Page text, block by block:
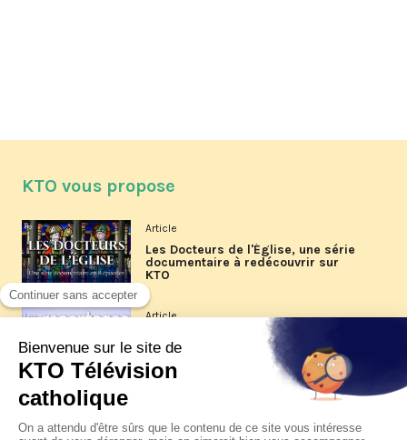
KTO vous propose
Article
Les Docteurs de l'Église, une série
documentaire à redécouvrir sur
KTO
Article
Les reportages d'été 2026 de KTO
La visite pastorale du pape Léon
XIV à Assise à suivre sur KTO le